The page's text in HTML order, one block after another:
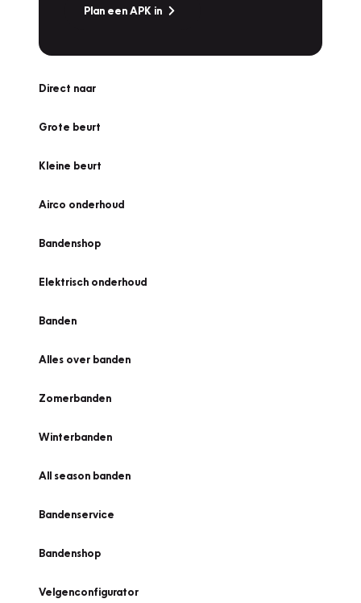
Plan een APK in
Direct naar
Grote beurt
Kleine beurt
Airco onderhoud
Bandenshop
Elektrisch onderhoud
Banden
Alles over banden
Zomerbanden
Winterbanden
All season banden
Bandenservice
Bandenshop
Velgenconfigurator